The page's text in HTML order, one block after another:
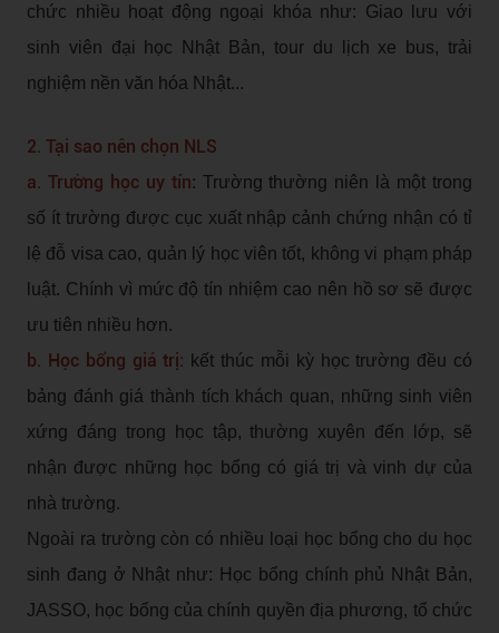
chức nhiều hoạt động ngoại khóa như: Giao lưu với
sinh viên đại học Nhật Bản, tour du lịch xe bus, trải
nghiệm nền văn hóa Nhật...
2. Tại sao nên chọn NLS
a. Trường học uy tín: Trường thường niên là một trong
số ít trường được cục xuất nhập cảnh chứng nhận có tỉ
lệ đỗ visa cao, quản lý học viên tốt, không vi phạm pháp
luật. Chính vì mức độ tín nhiệm cao nên hồ sơ sẽ được
ưu tiên nhiều hơn.
b. Học bổng giá trị: kết thúc mỗi kỳ học trường đều có
bảng đánh giá thành tích khách quan, những sinh viên
xứng đáng trong học tập, thường xuyên đến lớp, sẽ
nhận được những học bổng có giá trị và vinh dự của
nhà trường.
Ngoài ra trường còn có nhiều loại học bổng cho du học
sinh đang ở Nhật như: Học bổng chính phủ Nhật Bản,
JASSO, học bổng của chính quyền địa phương, tổ chức